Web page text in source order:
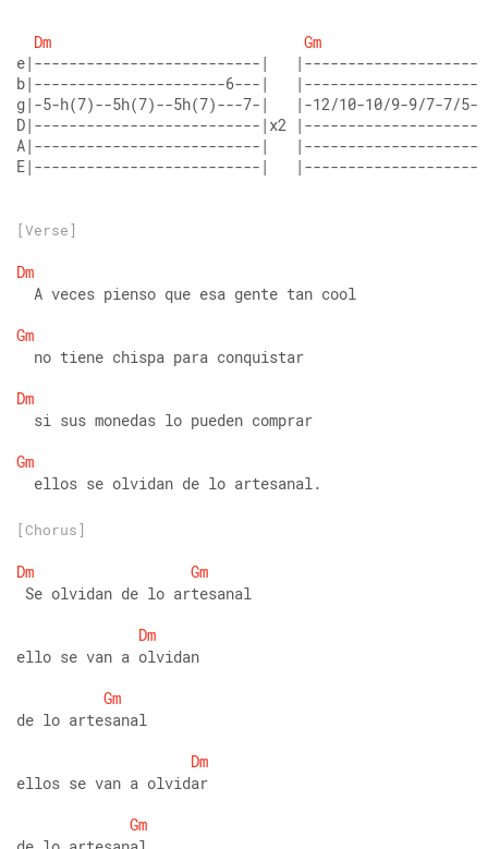
Dm
Gm
e|--------------------------|
b|----------------------6---|
g|-5-h(7)--5h(7)--5h(7)---7-|   |-12/10-10/9-9/7-7/
D|--------------------------|x2 |--------------------
A|--------------------------|
E|--------------------------|   |--------------------|
[Verse]
Dm
  A veces pienso que esa gente tan cool
Gm
  no tiene chispa para conquistar
Dm
  si sus monedas lo pueden comprar
Gm
  ellos se olvidan de lo artesanal.
[Chorus]
Dm
Gm
Se olvidan de lo artesanal
Dm
ello se van a olvidan
Gm
de lo artesanal
Dm
ellos se van a olvidar
Gm